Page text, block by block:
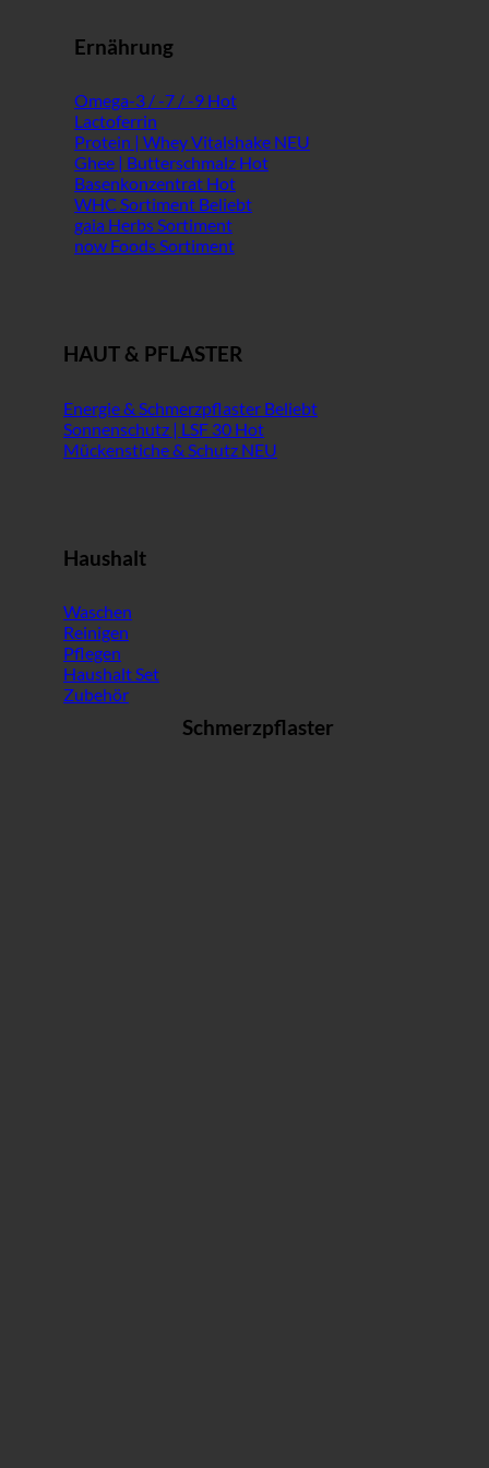
Ernährung
Omega-3 / -7 / -9
Lactoferrin
Protein | Whey Vitalshake
Ghee | Butterschmalz
Basenkonzentrat
WHC Sortiment
gaia Herbs Sortiment
now Foods Sortiment
HAUT & PFLASTER
Energie & Schmerzpflaster
Sonnenschutz | LSF 30
Mückenstiche & Schutz
Haushalt
Waschen
Reinigen
Pflegen
Haushalt Set
Zubehör
Schmerzpflaster